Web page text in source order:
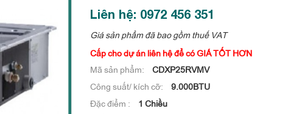
Liên hệ: 0972 456 351
Giá sản phẩm đã bao gồm thuế VAT
Cấp cho dự án liên hệ để có GIÁ TỐT HƠN
Mã sản phẩm:
CDXP25RVMV
Công suất/ kích cỡ:
9.000BTU
Đặc điểm :
1 Chiều